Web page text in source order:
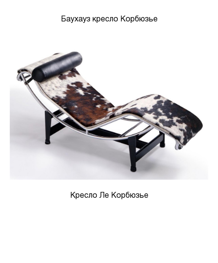
Баухауз кресло Корбюзье
Кресло Ле Корбюзье